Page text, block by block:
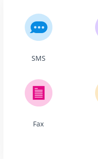
SMS
Fax